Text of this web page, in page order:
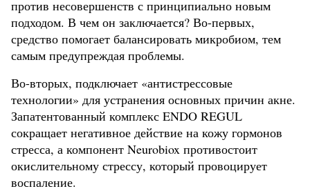
против несовершенств с принципиально новым
подходом. В чем он заключается? Во-первых,
средство помогает балансировать микробиом, тем
самым предупреждая проблемы.
Во-вторых, подключает «антистрессовые
технологии» для устранения основных причин акне.
Запатентованный комплекс ENDO REGUL
сокращает негативное действие на кожу гормонов
стресса, а компонент Neurobiox противостоит
окислительному стрессу, который провоцирует
воспаление.